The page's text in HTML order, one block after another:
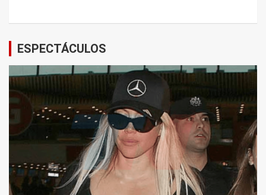
ESPECTÁCULOS